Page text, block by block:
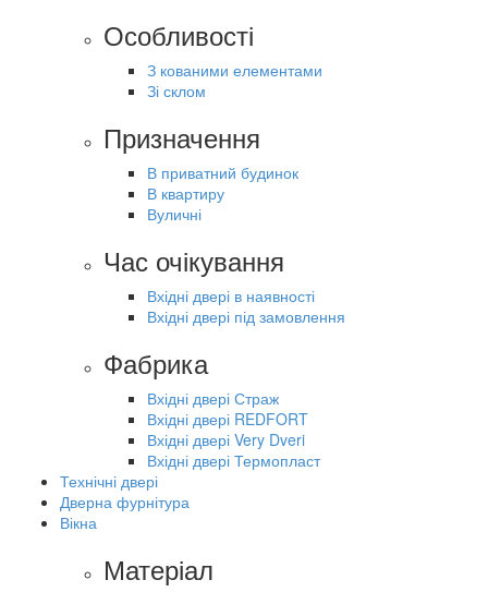
Особливості
З кованими елементами
Зі склом
Призначення
В приватний будинок
В квартиру
Вуличні
Час очікування
Вхідні двері в наявності
Вхідні двері під замовлення
Фабрика
Вхідні двері Страж
Вхідні двері REDFORT
Вхідні двері Very Dveri
Вхідні двері Термопласт
Технічні двері
Дверна фурнітура
Вікна
Матеріал